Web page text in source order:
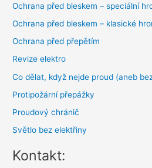
Ochrana před bleskem – speciální
Ochrana před bleskem – klasické
Ochrana před přepětím
Revize elektro
Co dělat, když nejde proud (aneb
Protipožární přepážky
Proudový chránič
Světlo bez elektřiny
Kontakt: